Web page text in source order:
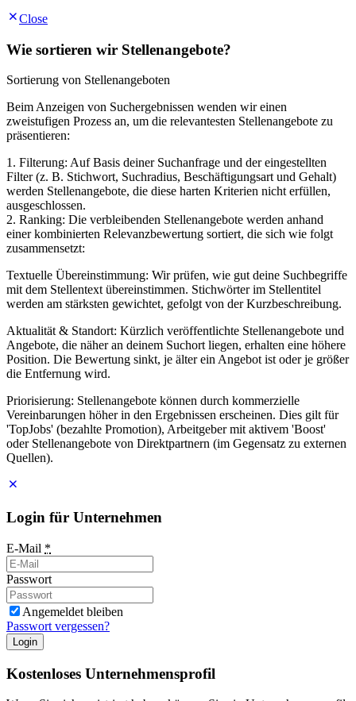
Close
Wie sortieren wir Stellenangebote?
Sortierung von Stellenangeboten
Beim Anzeigen von Suchergebnissen wenden wir einen
zweistufigen Prozess an, um die relevantesten Stellenangebote zu
präsentieren:
1. Filterung: Auf Basis deiner Suchanfrage und der eingestellten
Filter (z. B. Stichwort, Suchradius, Beschäftigungsart und Gehalt)
werden Stellenangebote, die diese harten Kriterien nicht erfüllen,
ausgeschlossen.
2. Ranking: Die verbleibenden Stellenangebote werden anhand
einer kombinierten Relevanzbewertung sortiert, die sich wie folgt
zusammensetzt:
Textuelle Übereinstimmung: Wir prüfen, wie gut deine Suchbegriffe
mit dem Stellentext übereinstimmen. Stichwörter im Stellentitel
werden am stärksten gewichtet, gefolgt von der Kurzbeschreibung.
Aktualität & Standort: Kürzlich veröffentlichte Stellenangebote und
Angebote, die näher an deinem Suchort liegen, erhalten eine höhere
Position. Die Bewertung sinkt, je älter ein Angebot ist oder je größer
die Entfernung wird.
Priorisierung: Stellenangebote können durch kommerzielle
Vereinbarungen höher in den Ergebnissen erscheinen. Dies gilt für
'TopJobs' (bezahlte Promotion), Arbeitgeber mit aktivem 'Boost'
oder Stellenangebote von Direktpartnern (im Gegensatz zu externen
Quellen).
Login für Unternehmen
E-Mail *
Passwort
Angemeldet bleiben
Passwort vergessen?
Login
Kostenloses Unternehmensprofil